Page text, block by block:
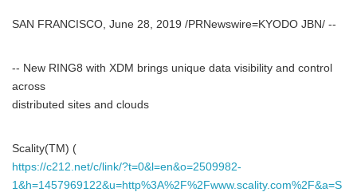
SAN FRANCISCO, June 28, 2019 /PRNewswire=KYODO JBN/ --
-- New RING8 with XDM brings unique data visibility and control
across
distributed sites and clouds
Scality(TM) (
https://c212.net/c/link/?t=0&l=en&o=2509982-
1&h=1457969122&u=http%3A%2F%2Fwww.scality.com%2F&a=S